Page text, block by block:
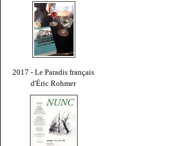
2017 - Le Paradis français
d'Éric Rohmer